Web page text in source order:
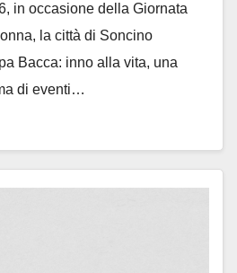
in occasione della Giornata
la città di Soncino
Bacca: inno alla vita, una
di eventi…